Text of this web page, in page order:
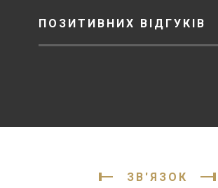
ПОЗИТИВНИХ ВІДГУКІВ
ЗВ'ЯЗОК